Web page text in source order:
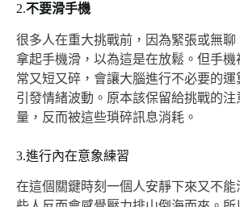
2.不要滑手機
很多人在重大挑戰前，因為緊張或無聊
拿起手機滑，以為這是在放鬆。但手機
常又短又碎，會讓大腦進行不必要的運
引發情緒波動。原本該保留給挑戰的注
量，反而被這些瑣碎訊息消耗。
3.進行內在意象練習
在這個關鍵時刻一個人安靜下來又不能